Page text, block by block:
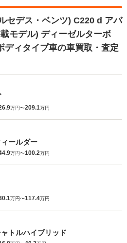
セデス・ベンツ) C220 d アバ
モデル) ディーゼルターボ
ディタイプ車の車買取・査定
万円〜209.1万円
ールダー
万円〜100.2万円
万円〜117.4万円
トルハイブリッド